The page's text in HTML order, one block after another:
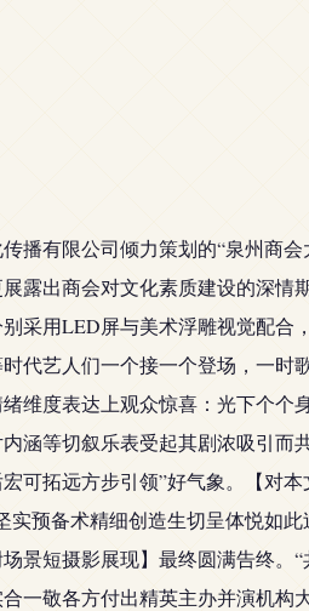
有限公司倾力策划的“泉州商
露出商会对文化素质建设的深情
采用LED屏与美术浮雕视觉配合
代艺人们一个接一个登场，一时
维度表达上观众惊喜：光下个个
涵等切叙乐表受起其剧浓吸引而
可拓远方步引领”好气象。【对
预备术精细创造生切呈体悦如
景短摄影展现】最终圆满告终。
一敬各方付出精英主办并演机构